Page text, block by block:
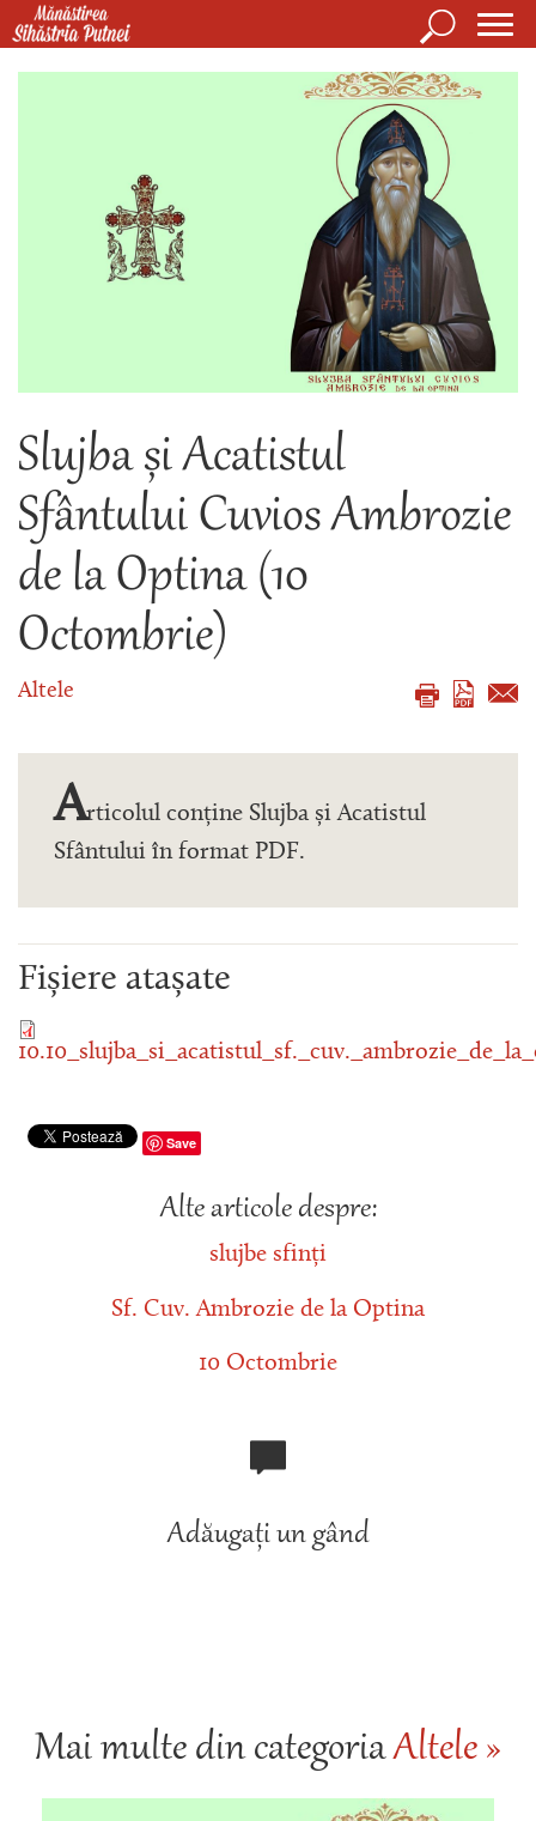
Mergi la conţinutul principal
de
Căutare
Slujba și Acatistul
Sfântului Cuvios Ambrozie
de la Optina (10
Octombrie)
Altele
Articolul conține Slujba și Acatistul
Sfântului în format PDF.
Fișiere atașate
Save
Alte articole despre:
slujbe sfinți
Sf. Cuv. Ambrozie de la Optina
10 Octombrie
Adăugați un gând
Mai multe din categoriaAltele »